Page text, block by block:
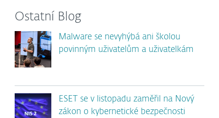
Ostatní Blog
Malware se nevyhýbá ani školou
povinným uživatelům a uživatelkám
ESET se v listopadu zaměřil na Nový
zákon o kybernetické bezpečnosti